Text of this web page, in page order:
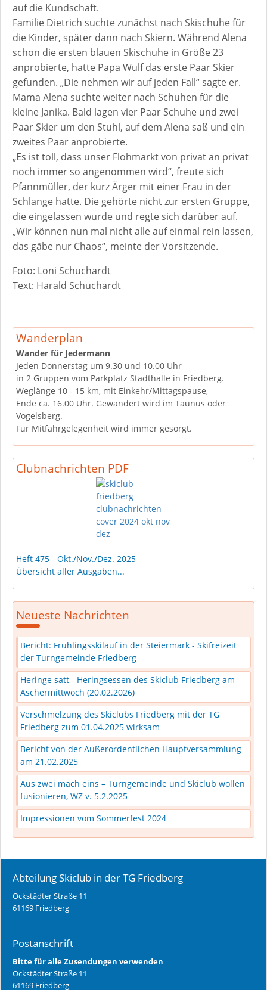
auf die Kundschaft.
Familie Dietrich suchte zunächst nach Skischuhe für
die Kinder, später dann nach Skiern. Während Alena
schon die ersten blauen Skischuhe in Größe 23
anprobierte, hatte Papa Wulf das erste Paar Skier
gefunden. „Die nehmen wir auf jeden Fall“ sagte er.
Mama Alena suchte weiter nach Schuhen für die
kleine Janika. Bald lagen vier Paar Schuhe und zwei
Paar Skier um den Stuhl, auf dem Alena saß und ein
zweites Paar anprobierte.
„Es ist toll, dass unser Flohmarkt von privat an privat
noch immer so angenommen wird“, freute sich
Pfannmüller, der kurz Ärger mit einer Frau in der
Schlange hatte. Die gehörte nicht zur ersten Gruppe,
die eingelassen wurde und regte sich darüber auf.
„Wir können nun mal nicht alle auf einmal rein lassen,
das gäbe nur Chaos“, meinte der Vorsitzende.
Foto: Loni Schuchardt
Text: Harald Schuchardt
Wanderplan
Wander für Jedermann
Jeden Donnerstag um 9.30 und 10.00 Uhr
in 2 Gruppen vom Parkplatz Stadthalle in Friedberg.
Weglänge 10 - 15 km, mit Einkehr/Mittagspause,
Ende ca. 16.00 Uhr. Gewandert wird im Taunus oder
Vogelsberg.
Für Mitfahrgelegenheit wird immer gesorgt.
Clubnachrichten PDF
Heft 475 - Okt./Nov./Dez. 2025
Übersicht aller Ausgaben...
Neueste Nachrichten
Bericht: Frühlingsskilauf in der Steiermark - Skifreizeit
der Turngemeinde Friedberg
Heringe satt - Heringsessen des Skiclub Friedberg am
Aschermittwoch (20.02.2026)
Verschmelzung des Skiclubs Friedberg mit der TG
Friedberg zum 01.04.2025 wirksam
Bericht von der Außerordentlichen Hauptversammlung
am 21.02.2025
Aus zwei mach eins – Turngemeinde und Skiclub wollen
fusionieren, WZ v. 5.2.2025
Impressionen vom Sommerfest 2024
Abteilung Skiclub in der TG Friedberg
Ockstädter Straße 11
61169 Friedberg
Postanschrift
Bitte für alle Zusendungen verwenden
Ockstädter Straße 11
61169 Friedberg